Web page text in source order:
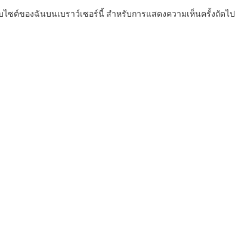
ไซต์ของฉันบนเบราว์เซอร์นี้ สำหรับการแสดงความเห็นครั้งถัดไป